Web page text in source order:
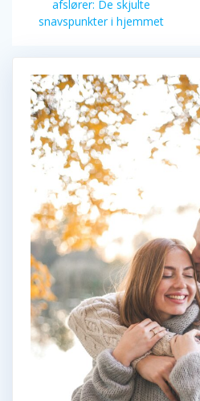
indlæg:
afslører: De skjulte
snavspunkter i hjemmet